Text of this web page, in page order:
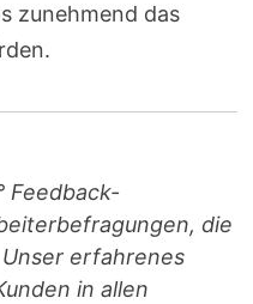
zunehmend das
Feedback-
die
erfahrenes
in allen